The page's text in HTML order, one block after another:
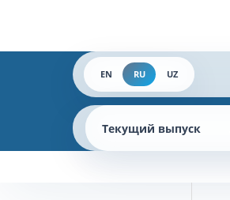
EN RU UZ
Текущий выпуск